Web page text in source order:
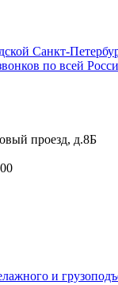
Санкт-
по всей
проезд, д.8Б